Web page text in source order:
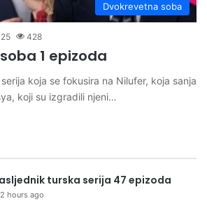
Dvokrevetna soba
428
1 epizoda
koja se fokusira na Nilufer, koja sanja
koji su izgradili njeni…
turska serija 47 epizoda
2 hours ago